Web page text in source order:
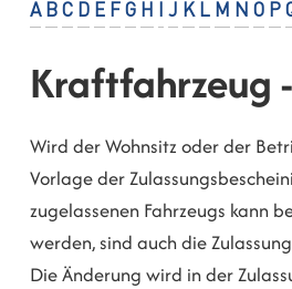
A B C D E F G H J K L M N O P
Kraftfahrzeug
Wird der Wohnsitz oder der
Vorlage der
zugelassenen Fahrzeugs kann
werden, sind auch die
Die Änderung wird in der